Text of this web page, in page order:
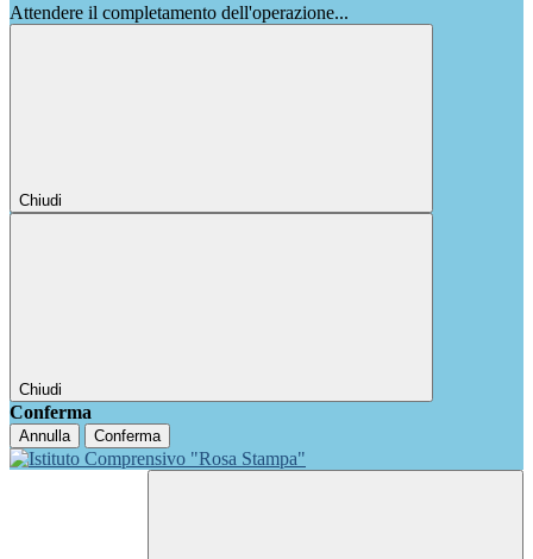
Attendere il completamento dell'operazione...
Chiudi
Chiudi
Conferma
Annulla Conferma